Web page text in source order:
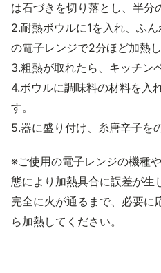
は石づきを切り落とし、半分
2.耐熱ボウルに1を入れ、ふ
の電子レンジで2分ほど加熱し
3.粗熱が取れたら、キッチン
4.ボウルに調味料の材料を入
す。
5.器に盛り付け、糸唐辛子を
※ご使用の電子レンジの機種
態により加熱具合に誤差が生
完全に火が通るまで、必要に
ら加熱してください。